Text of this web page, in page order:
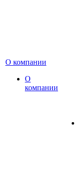
О компании
О
компании